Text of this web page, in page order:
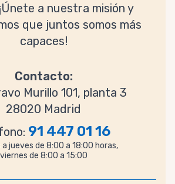
a nuestra misión y
que juntos somos más
capaces!
Contacto:
Murillo 101, planta 3
28020 Madrid
91 447 01 16
a jueves de 8:00 a 18:00 horas,
viernes de 8:00 a 15:00